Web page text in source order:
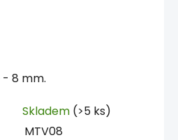
8 mm.
Skladem (>5 ks)
MTV08